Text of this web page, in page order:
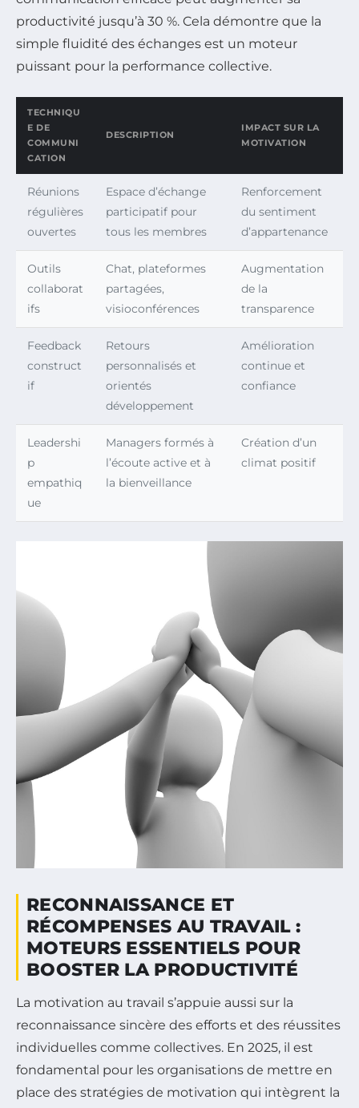
productivité jusqu’à 30 %. Cela démontre que la
simple fluidité des échanges est un moteur
puissant pour la performance collective.
TECHNIQU
E DE
COMMUNI
CATION
DESCRIPTION
IMPACT SUR LA
MOTIVATION
Réunions
régulières
ouvertes
Espace d’échange
participatif pour
tous les membres
Renforcement
du sentiment
d’appartenance
Outils
collaborat
ifs
Chat, plateformes
partagées,
visioconférences
Augmentation
de la
transparence
Feedback
construct
if
Retours
personnalisés et
orientés
développement
Amélioration
continue et
confiance
Leadershi
p
empathiq
ue
Managers formés à
l’écoute active et à
la bienveillance
Création d’un
climat positif
RECONNAISSANCE ET
RÉCOMPENSES AU TRAVAIL :
MOTEURS ESSENTIELS POUR
BOOSTER LA PRODUCTIVITÉ
La motivation au travail s’appuie aussi sur la
reconnaissance sincère des efforts et des réussites
individuelles comme collectives. En 2025, il est
fondamental pour les organisations de mettre en
place des stratégies de motivation qui intègrent la